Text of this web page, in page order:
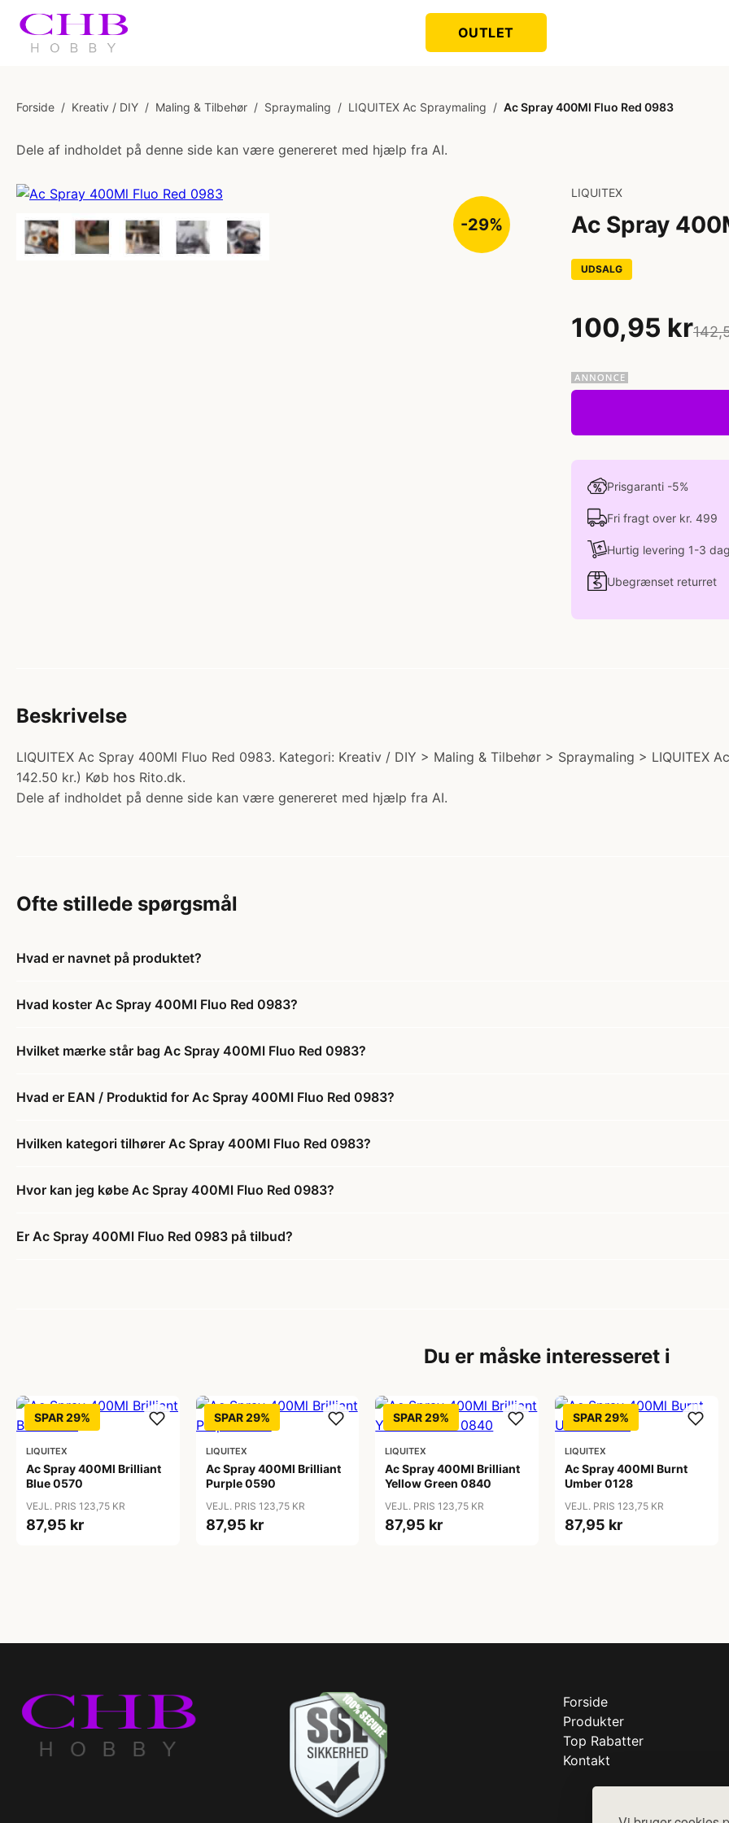
OUTLET
Forside / Kreativ / DIY / Maling & Tilbehør / Spraymaling / LIQUITEX Ac Spraymaling / Ac Spray 400Ml Fluo Red 0983
Dele af indholdet på denne side kan være genereret med hjælp fra AI.
-29%
LIQUITEX
Ac Spray
UDSALG
100,95 kr
Prisgaranti -5%
Fri fragt over kr. 499
Hurtig levering 1-3
Ubegrænset returret
Beskrivelse
LIQUITEX Ac Spray 400Ml Fluo Red 0983. Kategori: Kreativ / DIY > Maling & Tilbehør > Spraymaling > LIQUITEX
142.50 kr.) Køb hos Rito.dk.
Dele af indholdet på denne side kan være genereret med hjælp fra AI.
Ofte stillede spørgsmål
Hvad er navnet på produktet?
Hvad koster Ac Spray 400Ml Fluo Red 0983?
Hvilket mærke står bag Ac Spray 400Ml Fluo Red 0983?
Hvad er EAN / Produktid for Ac Spray 400Ml Fluo Red 0983?
Hvilken kategori tilhører Ac Spray 400Ml Fluo Red 0983?
Hvor kan jeg købe Ac Spray 400Ml Fluo Red 0983?
Er Ac Spray 400Ml Fluo Red 0983 på tilbud?
Du er måske interesseret i
SPAR 29%
LIQUITEX
Ac Spray 400Ml Brilliant
Blue 0570
VEJL. PRIS 123,75 KR
87,95 kr
SPAR 29%
LIQUITEX
Ac Spray 400Ml Brilliant
Purple 0590
VEJL. PRIS 123,75 KR
87,95 kr
SPAR 29%
LIQUITEX
Ac Spray 400Ml Brilliant
Yellow Green 0840
VEJL. PRIS 123,75 KR
87,95 kr
SPAR 29%
LIQUITEX
Ac Spray 400Ml Burnt
Umber 0128
VEJL. PRIS 123,75 KR
87,95 kr
Forside
Produkter
Top Rabatter
Kontakt